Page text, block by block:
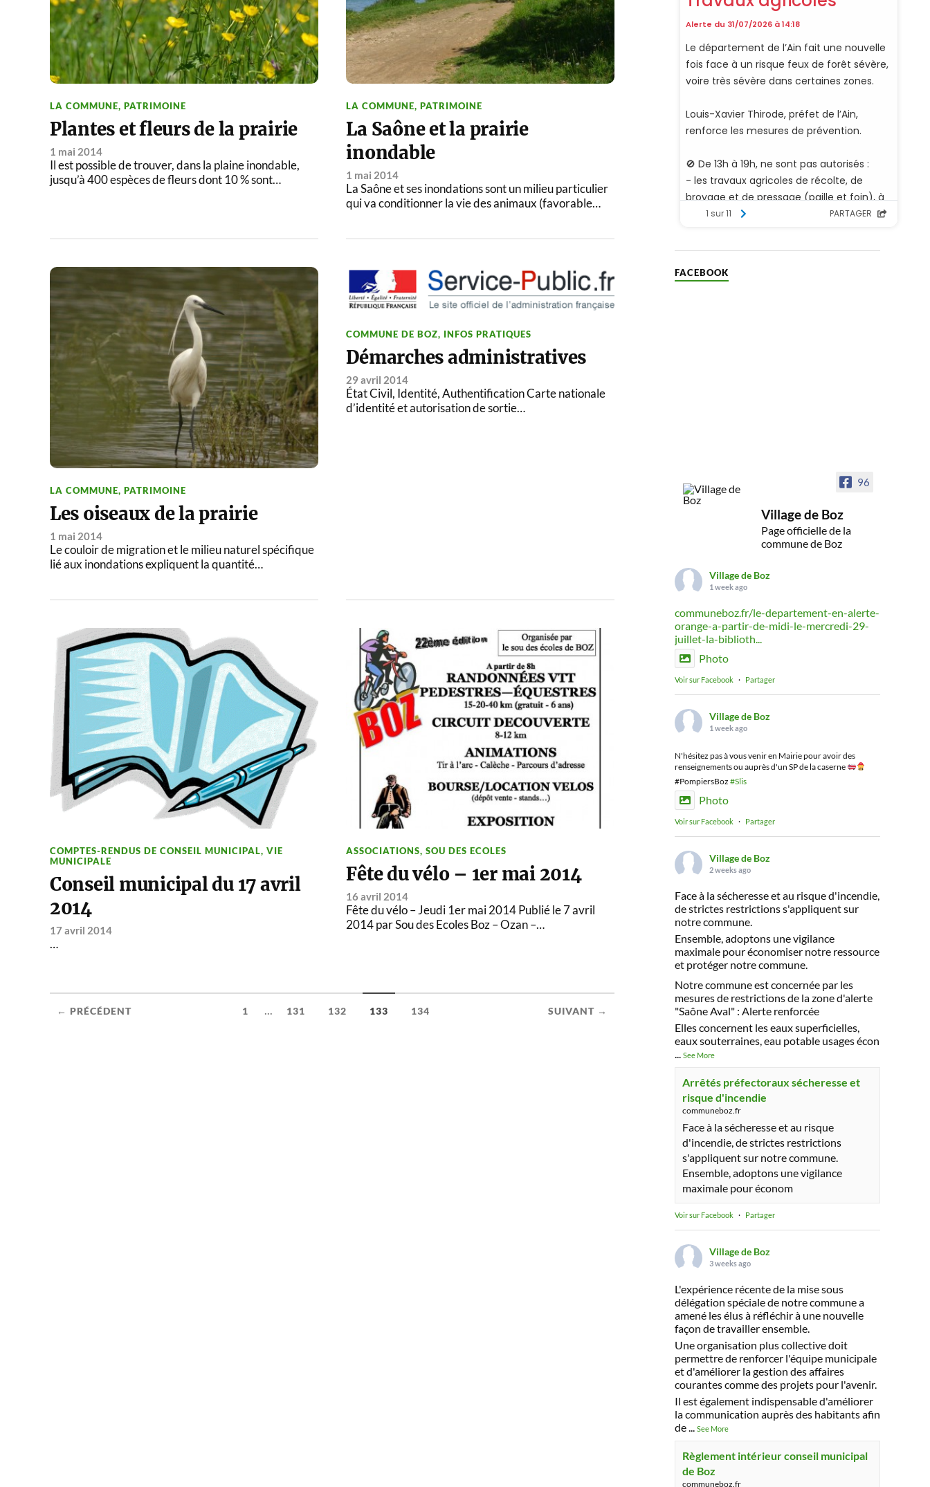
LA COMMUNE, PATRIMOINE
Plantes et fleurs de la prairie
1 mai 2014
Il est possible de trouver, dans la plaine inondable,
jusqu’à 400 espèces de fleurs dont 10 % sont…
LA COMMUNE,PATRIMOINE
La Saône et la prairie
inondable
1 mai 2014
La Saône et ses inondations sont un milieu particulier
qui va conditionner la vie des animaux (favorable…
LA COMMUNE, PATRIMOINE
Les oiseaux de la prairie
1 mai 2014
Le couloir de migration et le milieu naturel spécifique
lié aux inondations expliquent la quantité…
COMMUNE DE BOZ, INFOS PRATIQUES
Démarches administratives
29 avril 2014
État Civil, Identité, Authentification Carte nationale
d’identité et autorisation de sortie…
COMPTES-RENDUS DE CONSEIL MUNICIPAL, VIE
MUNICIPALE
Conseil municipal du 17 avril
2014
17 avril 2014
…
ASSOCIATIONS,SOU DES ECOLES
Fête du vélo – 1er mai 2014
16 avril 2014
Fête du vélo – Jeudi 1er mai 2014 Publié le 7 avril
2014 par Sou des Ecoles Boz – Ozan –…
← PRÉCÉDENT 1 ... 131 132 133 134 SUIVANT →
FACEBOOK
96
Village de Boz
Page officielle de la
commune de Boz
Village de Boz
1 week ago
communeboz.fr/le-departement-en-alerte-
orange-a-partir-de-midi-le-mercredi-29-
juillet-la-biblioth...
Photo
Voir sur Facebook · Partager
Village de Boz
1 week ago
N'hésitez pas à vous venir en Mairie pour avoir des
renseignements ou auprès d'un SP de la caserne
#PompiersBoz #Slis
Photo
Voir sur Facebook · Partager
Village de Boz
2 weeks ago
Face à la sécheresse et au risque d'incendie,
de strictes restrictions s'appliquent sur
notre commune.
Ensemble, adoptons une vigilance
maximale pour économiser notre ressource
et protéger notre commune.
Notre commune est concernée par les
mesures de restrictions de la zone d'alerte
"Saône Aval" : Alerte renforcée
Elles concernent les eaux superficielles,
eaux souterraines, eau potable usages écon
... See More
Arrêtés préfectoraux sécheresse et
risque d'incendie
communeboz.fr
Face à la sécheresse et au risque
d'incendie, de strictes restrictions
s'appliquent sur notre commune.
Ensemble, adoptons une vigilance
maximale pour économ
Voir sur Facebook · Partager
Village de Boz
3 weeks ago
L'expérience récente de la mise sous
délégation spéciale de notre commune a
amené les élus à réfléchir à une nouvelle
façon de travailler ensemble.
Une organisation plus collective doit
permettre de renforcer l'équipe municipale
et d'améliorer la gestion des affaires
courantes comme des projets pour l'avenir.
Il est également indispensable d'améliorer
la communication auprès des habitants afin
de... See More
Règlement intérieur conseil municipal
de Boz
communeboz.fr